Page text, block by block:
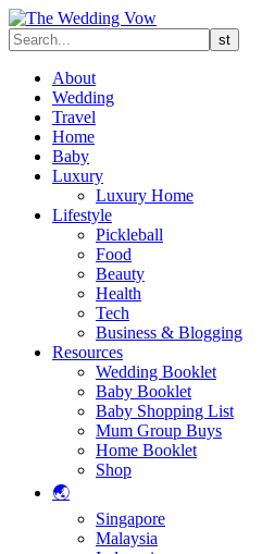
About
Wedding
Travel
Home
Baby
Luxury
Luxury Home
Lifestyle
Pickleball
Food
Beauty
Health
Tech
Business & Blogging
Resources
Wedding Booklet
Baby Booklet
Baby Shopping List
Mum Group Buys
Home Booklet
Shop
🌏
Singapore
Malaysia